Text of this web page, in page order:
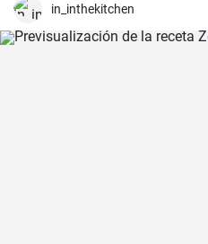
in_inthekitchen